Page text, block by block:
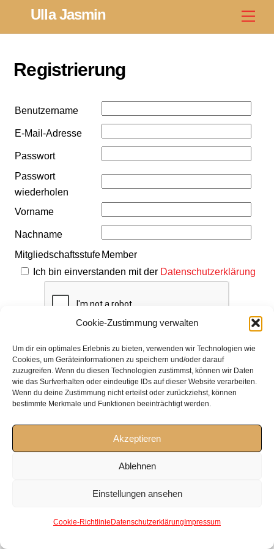
Cookie-Zustimmung verwalten
Um dir ein optimales Erlebnis zu bieten, verwenden wir Technologien wie
Cookies, um Geräteinformationen zu speichern und/oder darauf
zuzugreifen. Wenn du diesen Technologien zustimmst, können wir Daten
wie das Surfverhalten oder eindeutige IDs auf dieser Website verarbeiten.
Wenn du deine Zustimmung nicht erteilst oder zurückziehst, können
bestimmte Merkmale und Funktionen beeinträchtigt werden.
Akzeptieren
Ablehnen
Einstellungen ansehen
Cookie-Richtlinie Datenschutzerklärung Impressum
Ulla Jasmin
Registrierung
Benutzername
E-Mail-Adresse
Passwort
Passwort
wiederholen
Vorname
Nachname
Mitgliedschaftsstufe Member
Ich bin einverstanden mit der Datenschutzerklärung
Back
To
Top
Ulla Jasmin
Impressum |AGB |
© copyright 2022 | Ulla Jasmin Fischer | Tel. +49 (0) 2254 82366 |
jasmin.de